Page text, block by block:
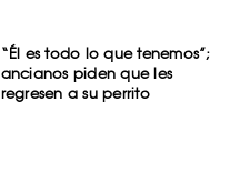
“Él es todo lo que tenemos”;
ancianos piden que les
regresen a su perrito